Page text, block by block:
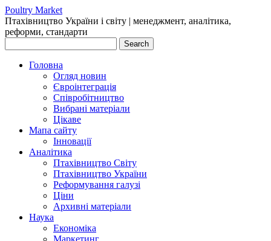
Poultry Market
Птахівництво України і cвіту | менеджмент, аналітика,
реформи, стандарти
Головна
Огляд новин
Євроінтеграція
Співробітництво
Вибрані матеріали
Цікаве
Мапа сайту
Інновації
Аналітика
Птахівництво Світу
Птахівництво України
Реформування галузі
Ціни
Архивні матеріали
Наука
Економіка
Маркетинг